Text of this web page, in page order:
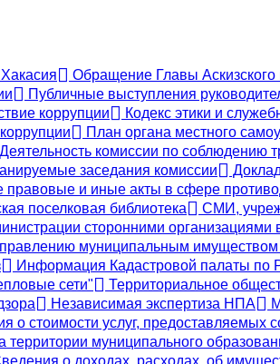
Обращение Главы Аскизского
Публичные выступления
коррупции Кодекс этики и
План органа местного
Деятельность комиссии по соблюдению
заседания комиссии
и иные акты в сфере
поселковая библиотека СМИ,
сторонними организациями
муниципальным имуществом
Информация Кадастровой палаты по
сети"
Территориальное
Независимая экспертиза НПА
о стоимости услуг, предоставляемых
муниципального
о доходах, расходах, об